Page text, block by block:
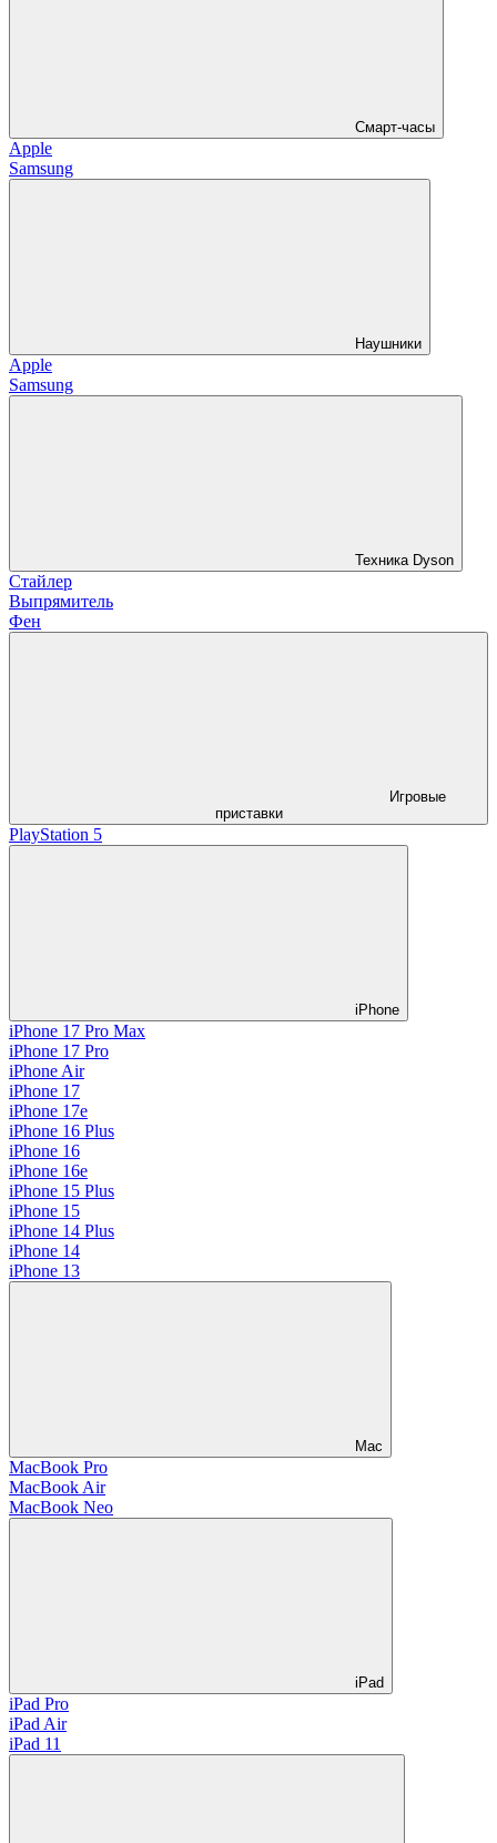
Смарт-часы
Apple
Samsung
Наушники
Apple
Samsung
Техника Dyson
Стайлер
Выпрямитель
Фен
Игровые
приставки
PlayStation 5
iPhone
iPhone 17 Pro Max
iPhone 17 Pro
iPhone Air
iPhone 17
iPhone 17e
iPhone 16 Plus
iPhone 16
iPhone 16e
iPhone 15 Plus
iPhone 15
iPhone 14 Plus
iPhone 14
iPhone 13
Mac
MacBook Pro
MacBook Air
MacBook Neo
iPad
iPad Pro
iPad Air
iPad 11